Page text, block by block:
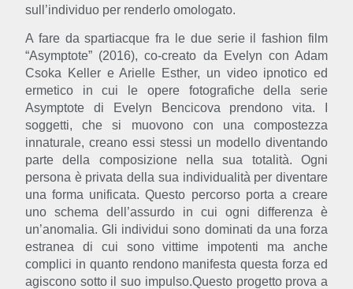
sull’individuo per renderlo omologato.
A fare da spartiacque fra le due serie il fashion film
“Asymptote” (2016), co-creato da Evelyn con Adam
Csoka Keller e Arielle Esther, un video ipnotico ed
ermetico in cui le opere fotografiche della serie
Asymptote di Evelyn Bencicova prendono vita. I
soggetti, che si muovono con una compostezza
innaturale, creano essi stessi un modello diventando
parte della composizione nella sua totalità. Ogni
persona è privata della sua individualità per diventare
una forma unificata. Questo percorso porta a creare
uno schema dell’assurdo in cui ogni differenza è
un’anomalia. Gli individui sono dominati da una forza
estranea di cui sono vittime impotenti ma anche
complici in quanto rendono manifesta questa forza ed
agiscono sotto il suo impulso.Questo progetto prova a